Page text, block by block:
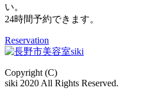
い。
24時間予約できます。
Reservation
Copyright (C)
siki 2020 All Rights Reserved.